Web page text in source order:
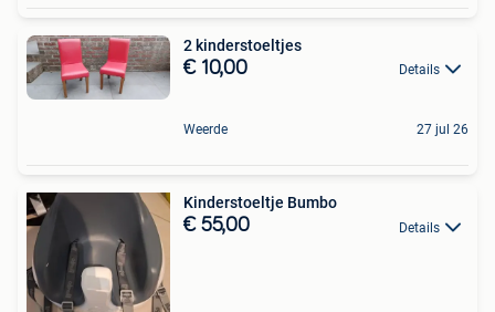
2 kinderstoeltjes
€ 10,00 Details
Weerde 27 jul 26
Kinderstoeltje Bumbo
€ 55,00 Details